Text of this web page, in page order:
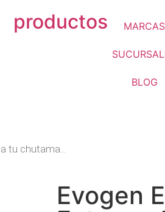
productos MARCAS
BLOG
Evogen